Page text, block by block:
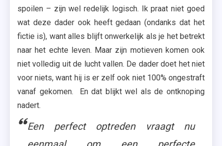
spoilen – zijn wel redelijk logisch. Ik praat niet goed
wat deze dader ook heeft gedaan (ondanks dat het
fictie is), want alles blijft onwerkelijk als je het betrekt
naar het echte leven. Maar zijn motieven komen ook
niet volledig uit de lucht vallen. De dader doet het niet
voor niets, want hij is er zelf ook niet 100% ongestraft
vanaf gekomen. En dat blijkt wel als de ontknoping
nadert.
Een perfect optreden vraagt nu